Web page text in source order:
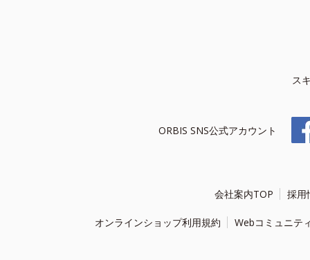
ス
ORBIS SNS公式アカウント
会社案内TOP 採用
オンラインショップ利用規約 Webコミュニテ